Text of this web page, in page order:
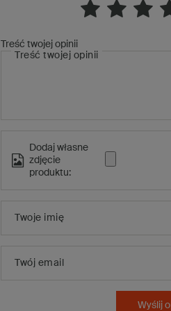
Treść twojej opinii
Treść twojej opinii
Dodaj własne
zdjęcie
produktu:
Twoje imię
Twój email
Wyślij